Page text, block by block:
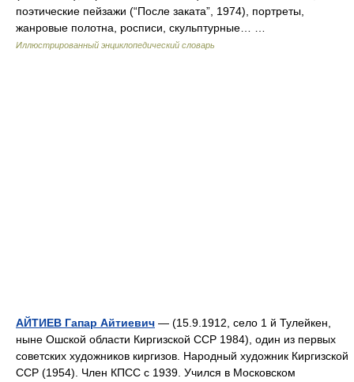
поэтические пейзажи (“После заката”, 1974), портреты,
жанровые полотна, росписи, скульптурные… …
Иллюстрированный энциклопедический словарь
АЙТИЕВ Гапар Айтиевич — (15.9.1912, село 1 й Тулейкен,
ныне Ошской области Киргизской ССР 1984), один из первых
советских художников киргизов. Народный художник Киргизской
ССР (1954). Член КПСС с 1939. Учился в Московском